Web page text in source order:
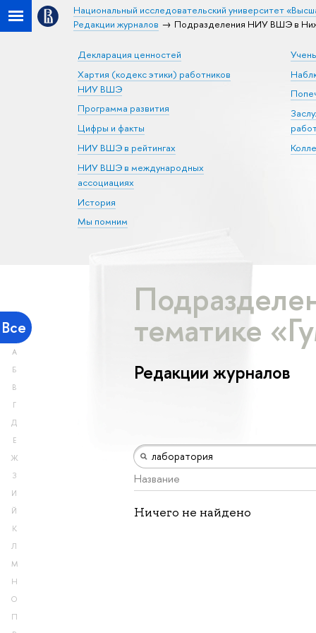
Национальный исследовательский университет
Редакции журналов
Подразделения НИУ ВШЭ в
Декларация ценностей
Хартия (кодекс этики) работников
НИУ ВШЭ
Программа развития
Цифры и факты
НИУ ВШЭ в рейтингах
НИУ ВШЭ в международных
ассоциациях
История
Мы помним
Все
А
Б
В
Г
Д
Е
Ж
З
И
Й
К
Л
М
Н
О
П
тематике
Редакции журналов
Название
Ничего не найдено